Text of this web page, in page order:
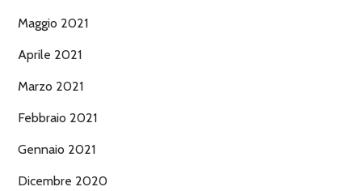
Maggio 2021
Aprile 2021
Marzo 2021
Febbraio 2021
Gennaio 2021
Dicembre 2020